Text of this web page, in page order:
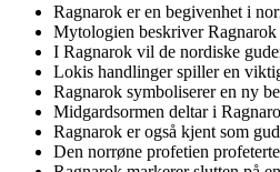
Ragnarok er en begivenhet i
Mytologien beskriver
I Ragnarok vil de nordiske
Lokis handlinger spiller en
Ragnarok symboliserer en ny
Midgardsormen deltar i
Ragnarok er også kjent som
Den norrøne profetien